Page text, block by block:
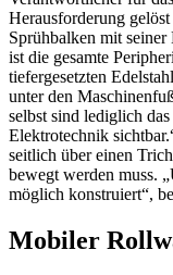
Herausforderung
Sprühbalken mit
ist die gesamte
tiefergesetzten
unter den
selbst sind lediglich
Elektrotechnik
seitlich über einen
bewegt werden muss.
möglich konstruiert“,
Mobiler